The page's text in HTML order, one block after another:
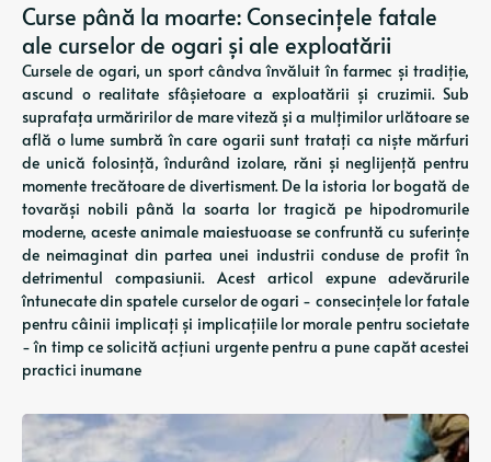
Curse până la moarte: Consecințele fatale
ale curselor de ogari și ale exploatării
Cursele de ogari, un sport cândva învăluit în farmec și tradiție,
ascund o realitate sfâșietoare a exploatării și cruzimii. Sub
suprafața urmăririlor de mare viteză și a mulțimilor urlătoare se
află o lume sumbră în care ogarii sunt tratați ca niște mărfuri
de unică folosință, îndurând izolare, răni și neglijență pentru
momente trecătoare de divertisment. De la istoria lor bogată de
tovarăși nobili până la soarta lor tragică pe hipodromurile
moderne, aceste animale maiestuoase se confruntă cu suferințe
de neimaginat din partea unei industrii conduse de profit în
detrimentul compasiunii. Acest articol expune adevărurile
întunecate din spatele curselor de ogari - consecințele lor fatale
pentru câinii implicați și implicațiile lor morale pentru societate
- în timp ce solicită acțiuni urgente pentru a pune capăt acestei
practici inumane